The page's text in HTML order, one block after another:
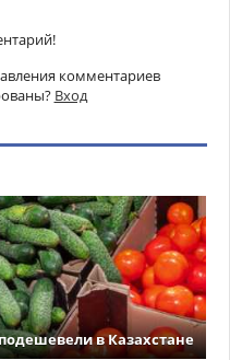
комментариев
Вход
в Казахстане